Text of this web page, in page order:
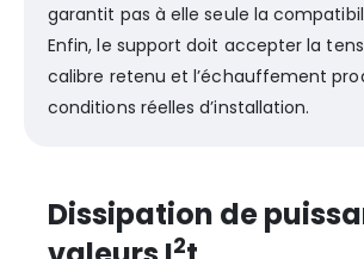
garantit pas à elle seule la
Enfin, le support doit accepter la
calibre retenu et l’échauffement
conditions réelles d’installation.
Dissipation de
2